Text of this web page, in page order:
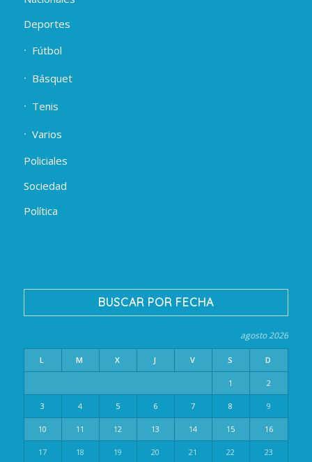
Deportes
Fútbol
Básquet
Tenis
Varios
Policiales
Sociedad
Política
BUSCAR POR FECHA
agosto 2026
L M X J V S D
1 2
3 4 5 6 7 8 9
10 11 12 13 14 15 16
17 18 19 20 21 22 23